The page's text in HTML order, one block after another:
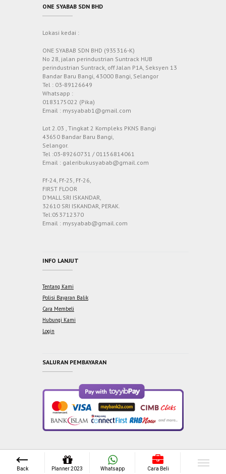
ONE SYABAB SDN BHD
Lokasi kedai :
ONE SYABAB SDN BHD (935316-K)
No 28, jalan perindustrian Suntrack HUB
perindustrian Suntrack, off Jalan P1A, Seksyen 13
Bandar Baru Bangi, 43000 Bangi, Selangor
Tel : 03-89126649
Whatsapp :
0183175022 (Pika)
Email : mysyabab1@gmail.com
Lot 2.03 , Tingkat 2 Kompleks PKNS Bangi
43650 Bandar Baru Bangi,
Selangor.
Tel :03-89260731 / 01156814061
Email : galeribukusyabab@gmail.com
Ff-24, Ff-25, Ff-26,
FIRST FLOOR
D’MALL SRI ISKANDAR,
32610 SRI ISKANDAR, PERAK.
Tel:053712370
Email : mysyabab@gmail.com
INFO LANJUT
Tentang Kami
Polisi Bayaran Balik
Cara Membeli
Hubungi Kami
Login
SALURAN PEMBAYARAN
Copyright © 2021 One Syabab Sdn Bhd